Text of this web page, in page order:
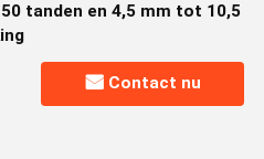
tanden en 4,5 mm tot 10,5
Contact nu